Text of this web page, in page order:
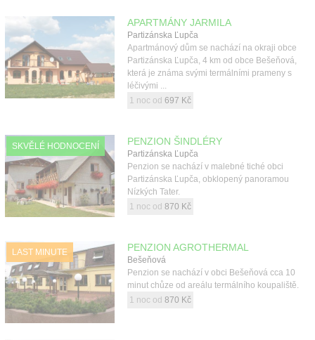
APARTMÁNY JARMILA
Partizánska Ľupča
Apartmánový dům se nachází na okraji obce
Partizánska Ľupča, 4 km od obce Bešeňová,
která je známa svými termálními prameny s
léčivými ...
1 noc od 697 Kč
SKVĚLÉ HODNOCENÍ PENZION ŠINDLÉRY
Partizánska Ľupča
Penzion se nachází v malebné tiché obci
Partizánska Ľupča, obklopený panoramou
Nízkých Tater.
1 noc od 870 Kč
LAST MINUTE PENZION AGROTHERMAL
Bešeňová
Penzion se nachází v obci Bešeňová cca 10
minut chůze od areálu termálního koupaliště.
1 noc od 870 Kč